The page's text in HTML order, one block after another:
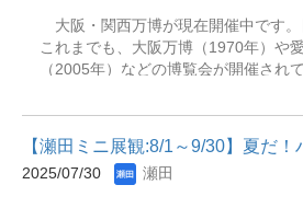
八景 : 他五篇』 太宰治作 ; 安藤宏編.
店, 2024
9月1日～10月24日場所：大宮図書館
ート横 展示コーナー 【主な展示資料
ンと色彩の心理学・こころの地図 :
ー : 色でさぐるイメージの世界・色彩
文化史・美学・心理学的アプローチ
青とジェンダー・赤を見る : 感覚の進
の存在理由・色彩の博物事典 : 世界の
大阪・関西万博が現在開催中です。
これまでも、大阪万博（1970年）や
（2005年）などの博覧会が開催され
「京都博覧会」と言われています。
覧会は、本学と関係の深い西本願寺で
ています。 1871年頃の京都は、明
奠都(てんと)の影響もあり、大きな打
2025/07/30 瀬田